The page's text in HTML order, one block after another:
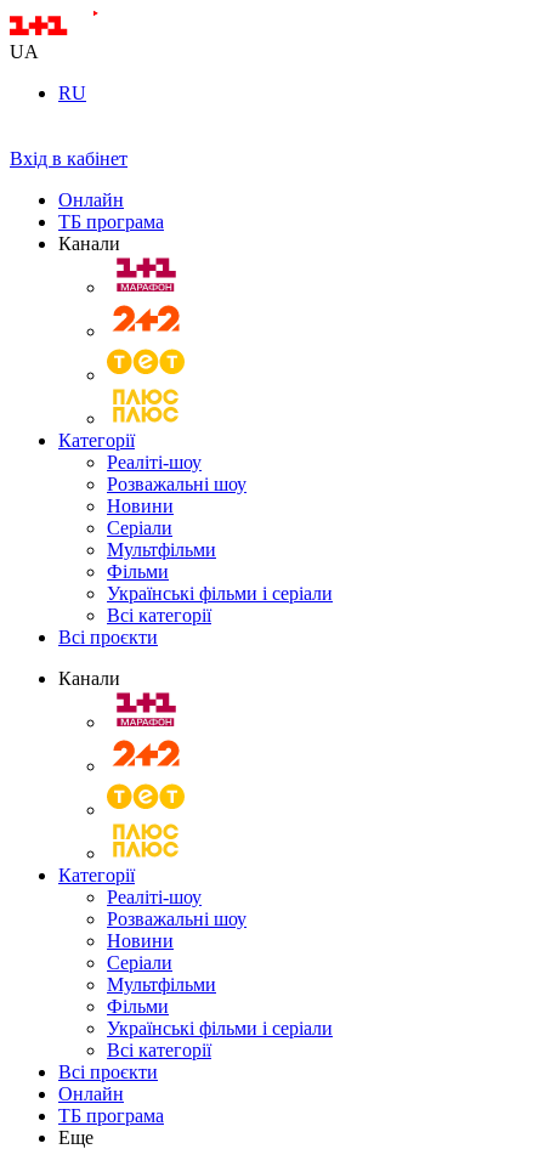
UA
RU
Вхід в кабінет
Онлайн
ТБ програма
Канали
Категорії
Реаліті-шоу
Розважальні шоу
Новини
Серіали
Мультфільми
Фільми
Українські фільми і серіали
Всі категорії
Всі проєкти
Канали
Категорії
Реаліті-шоу
Розважальні шоу
Новини
Серіали
Мультфільми
Фільми
Українські фільми і серіали
Всі категорії
Всі проєкти
Онлайн
ТБ програма
Еще